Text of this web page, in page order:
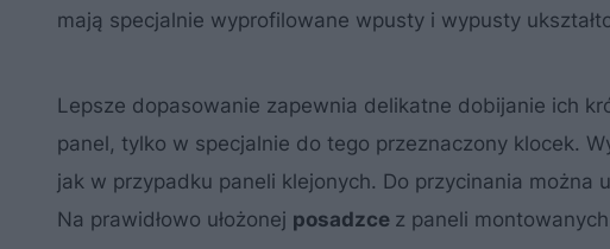
mają specjalnie wyprofilowane wpusty i wypusty
Lepsze dopasowanie zapewnia delikatne dobijanie ich
panel, tylko w specjalnie do tego przeznaczony klocek.
jak w przypadku paneli klejonych. Do przycinania można
Na prawidłowo ułożonej posadzce z paneli